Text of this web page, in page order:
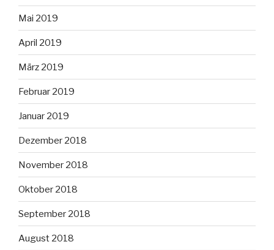
Mai 2019
April 2019
März 2019
Februar 2019
Januar 2019
Dezember 2018
November 2018
Oktober 2018
September 2018
August 2018